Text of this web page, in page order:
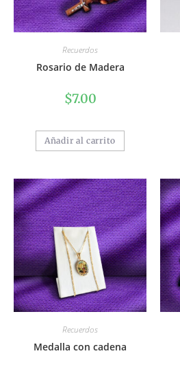
Recuerdos
Rosario de Madera
$7.00
Añadir al carrito
Recuerdos
Medalla con cadena